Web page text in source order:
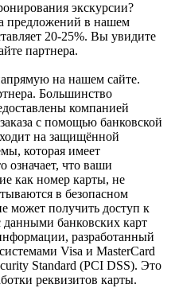
экскурсии?
предложений в нашем
20-25%. Вы увидите
партнера.
на нашем сайте.
Большинство
компанией
с помощью банковской
на защищённой
которая имеет
означает, что ваши
как номер карты, не
в безопасном
может получить доступ к
банковских карт
разработанный
Visa и MasterCard
Standard (PCI DSS). Это
реквизитов карты.